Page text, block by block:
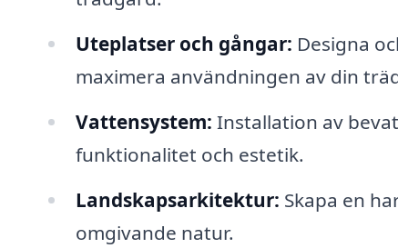
Uteplatser och gångar: Designa
maximera användningen av din
Vattensystem: Installation av
funktionalitet och estetik.
Landskapsarkitektur: Skapa en
omgivande natur.